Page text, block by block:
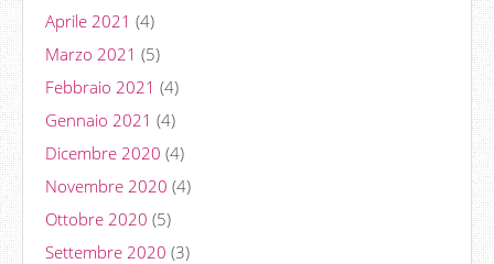
Aprile 2021 (4)
Marzo 2021 (5)
Febbraio 2021 (4)
Gennaio 2021 (4)
Dicembre 2020 (4)
Novembre 2020 (4)
Ottobre 2020 (5)
Settembre 2020 (3)